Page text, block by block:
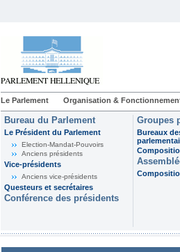
Le Parlement Organisation &
Bureau du Parlement
Le Président du Parlement
Election-Mandat-Pouvoirs
Anciens présidents
Vice-présidents
Anciens vice-présidents
Questeurs et secrétaires
Conférence des présidents
Groupes
Bureaux